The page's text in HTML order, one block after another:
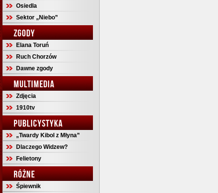
Osiedla
Sektor „Niebo”
ZGODY
Elana Toruń
Ruch Chorzów
Dawne zgody
MULTIMEDIA
Zdjęcia
1910tv
PUBLICYSTYKA
„Twardy Kibol z Młyna”
Dlaczego Widzew?
Felietony
RÓŻNE
Śpiewnik